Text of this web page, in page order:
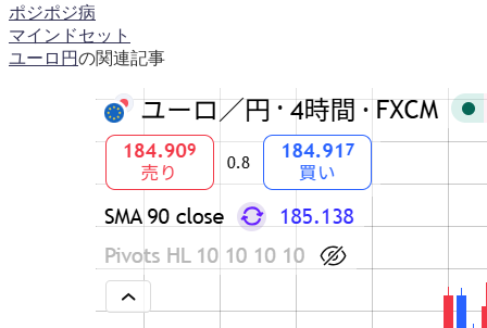
ポジポジ病
マインドセット
ユーロ円の関連記事